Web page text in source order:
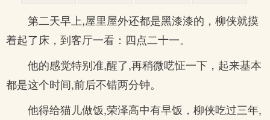
第二天早上,屋里屋外还都是黑漆漆的，柳侠就摸
着起了床，到客厅一看：四点二十一。
他的感觉特别准,醒了,再稍微呓怔一下，起来基本
都是这个时间,前后不错两分钟。
他得给猫儿做饭,荣泽高中有早饭，柳侠吃过三年,